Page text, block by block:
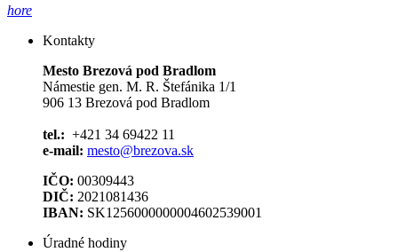
hore
Kontakty
Mesto Brezová pod Bradlom
Námestie gen. M. R. Štefánika 1/1
906 13 Brezová pod Bradlom
tel.: +421 34 69422 11
e-mail: mesto@brezova.sk
IČO: 00309443
DIČ: 2021081436
IBAN: SK1256000000004602539001
Úradné hodiny